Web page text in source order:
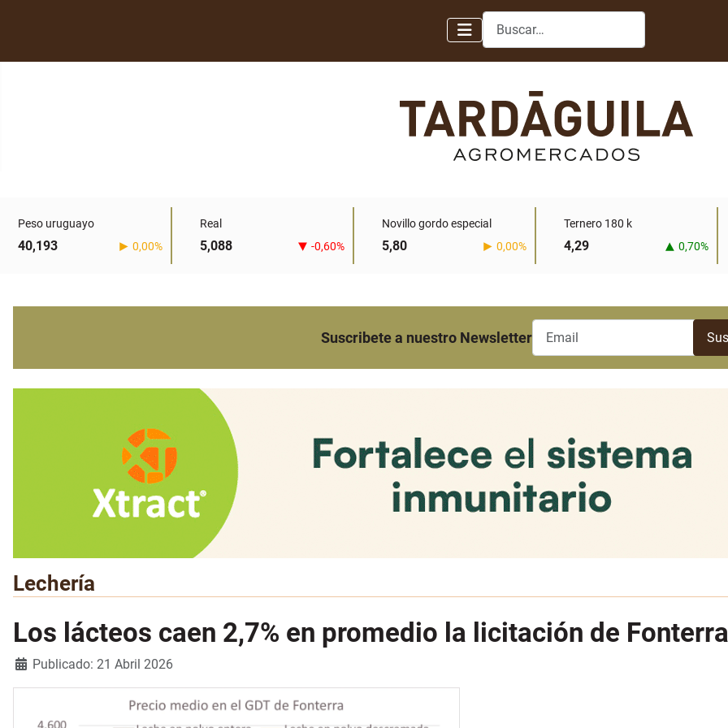
Buscar
Peso uruguayo
40,193 0,00%
Real
5,088 -0,60%
Novillo gordo especial
5,80 0,00%
Ternero 180 k
4,29 0,70%
Suscribete a nuestro Newsletter
Lechería
Los lácteos caen 2,7% en promedio la licitación de Fonterra
Detalles
Publicado: 21 Abril 2026